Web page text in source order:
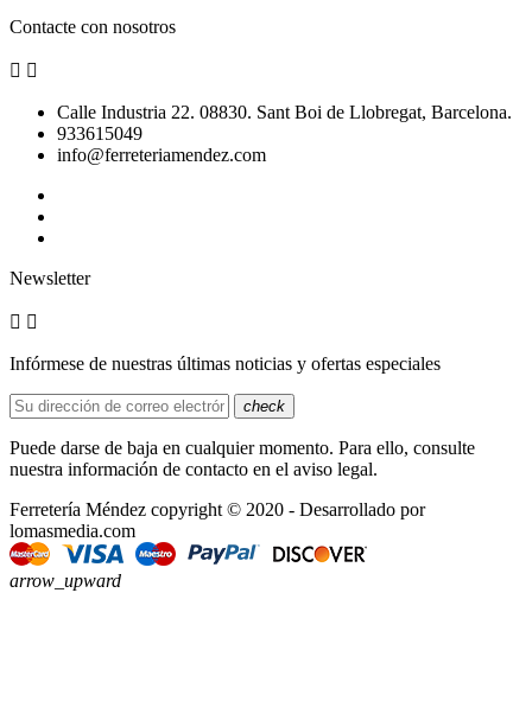
Contacte con nosotros
 
Calle Industria 22. 08830. Sant Boi de Llobregat, Barcelona.
933615049
info@ferreteriamendez.com
Newsletter
 
Infórmese de nuestras últimas noticias y ofertas especiales
check
Puede darse de baja en cualquier momento. Para ello, consulte
nuestra información de contacto en el aviso legal.
Ferretería Méndez copyright © 2020 - Desarrollado por
lomasmedia.com
arrow_upward